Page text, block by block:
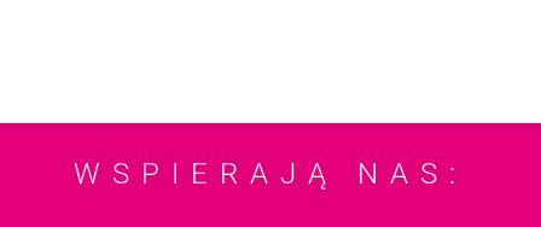
WSPIERAJĄ NAS: